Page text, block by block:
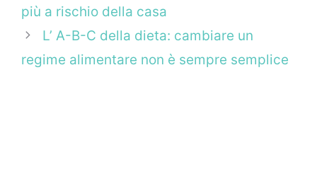
più a rischio della casa
L’ A-B-C della dieta: cambiare un
regime alimentare non è sempre semplice